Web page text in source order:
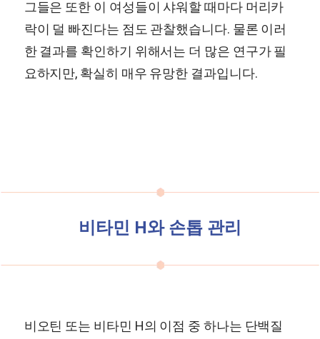
그들은 또한 이 여성들이 샤워할 때마다 머리카
락이 덜 빠진다는 점도 관찰했습니다. 물론 이러
한 결과를 확인하기 위해서는 더 많은 연구가 필
요하지만, 확실히 매우 유망한 결과입니다.
비타민 H와 손톱 관리
비오틴 또는 비타민 H의 이점 중 하나는 단백질